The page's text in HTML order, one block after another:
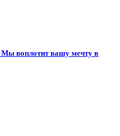
Мы воплотит вашу мечту в